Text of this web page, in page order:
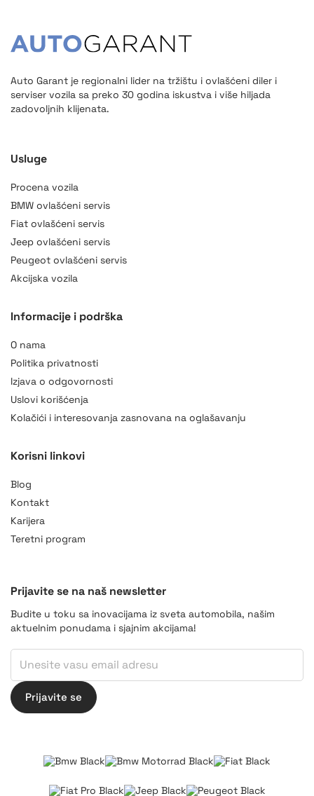
Auto Garant je regionalni lider na tržištu i ovlašćeni diler i
serviser vozila sa preko 30 godina iskustva i više hiljada
zadovoljnih klijenata.
Usluge
Procena vozila
BMW ovlašćeni servis
Fiat ovlašćeni servis
Jeep ovlašćeni servis
Peugeot ovlašćeni servis
Akcijska vozila
Informacije i podrška
O nama
Politika privatnosti
Izjava o odgovornosti
Uslovi korišćenja
Kolačići i interesovanja zasnovana na oglašavanju
Korisni linkovi
Blog
Kontakt
Karijera
Teretni program
Prijavite se na naš newsletter
Budite u toku sa inovacijama iz sveta automobila, našim
aktuelnim ponudama i sjajnim akcijama!
Email
Email
Email
Prijavite se
BMW BMW Motorrad Fiat
Fiat ProfessionalJeep Peugeot